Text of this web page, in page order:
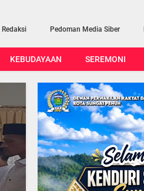
Redaksi Pedoman Media Siber
KEBUDAYAAN SEREMONI